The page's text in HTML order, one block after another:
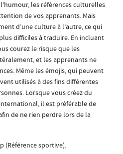
les références culturelles
de vos apprenants. Mais
d’une culture à l’autre, ce qui
difficiles à traduire. En incluant
courez le risque que les
et les apprenants ne
Même les émojis, qui peuvent
utilisés à des fins différentes
Lorsque vous créez du
il est préférable de
de ne rien perdre lors de la
(Référence sportive).